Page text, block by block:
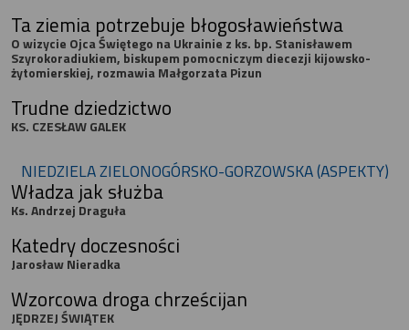
Ta ziemia potrzebuje błogosławieństwa
O wizycie Ojca Świętego na Ukrainie z ks. bp. Stanisławem
Szyrokoradiukiem, biskupem pomocniczym diecezji kijowsko-
żytomierskiej, rozmawia Małgorzata Pizun
Trudne dziedzictwo
KS. CZESŁAW GALEK
NIEDZIELA ZIELONOGÓRSKO-GORZOWSKA (ASPEKTY)
Władza jak służba
Ks. Andrzej Draguła
Katedry doczesności
Jarosław Nieradka
Wzorcowa droga chrześcijan
JĘDRZEJ ŚWIĄTEK